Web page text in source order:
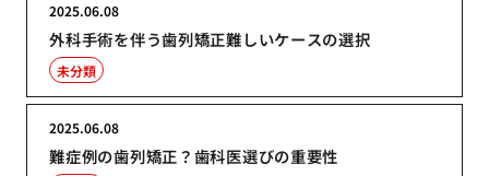
外科手術を伴う歯列矯正難しいケースの選択
2025.06.08
未分類
難症例の歯列矯正？歯科医選びの重要性
2025.06.08